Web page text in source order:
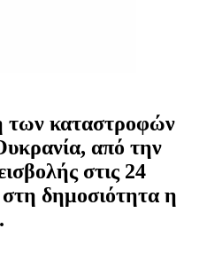
των καταστροφών
από την
στις 24
δημοσιότητα η